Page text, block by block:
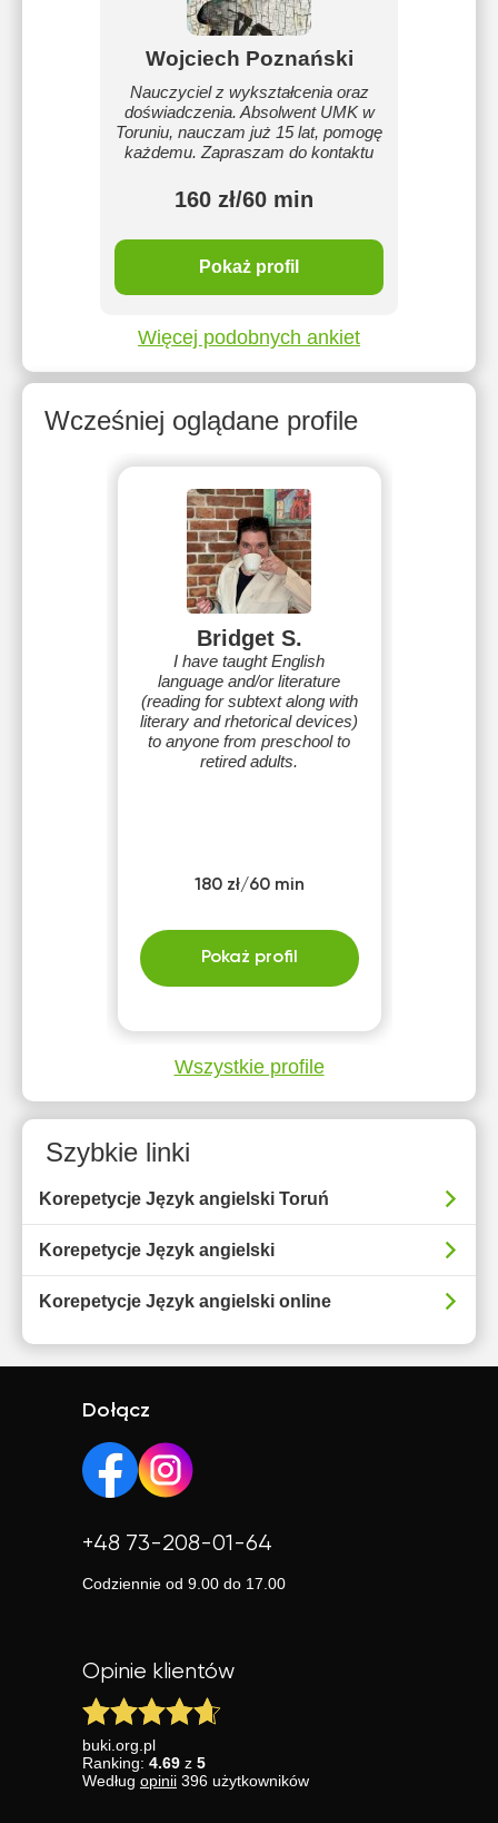
Wojciech Poznański
Nauczyciel z wykształcenia oraz
doświadczenia. Absolwent UMK w
Toruniu, nauczam już 15 lat, pomogę
każdemu. Zapraszam do kontaktu
160 zł/60 min
Pokaż profil
Więcej podobnych ankiet
Wcześniej oglądane profile
Bridget S.
I have taught English
language and/or literature
(reading for subtext along with
literary and rhetorical devices)
to anyone from preschool to
retired adults.
180 zł/60 min
Pokaż profil
Wszystkie profile
Szybkie linki
Korepetycje Język angielski Toruń
Korepetycje Język angielski
Korepetycje Język angielski online
Dołącz
+48 73-208-01-64
Codziennie od 9.00 do 17.00
Opinie klientów
buki.org.pl
Ranking: 4.69 z 5
Według opinii 396 użytkowników